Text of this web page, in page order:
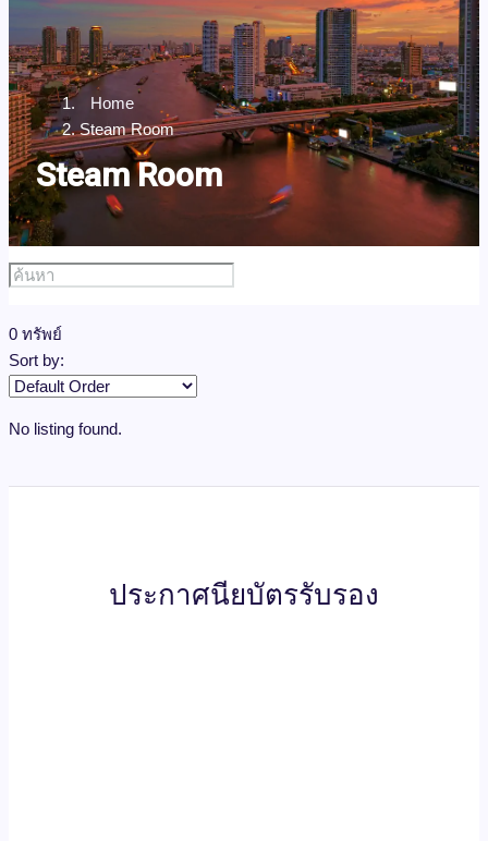
Home
Steam Room
Steam Room
0 ทรัพย์
Sort by:
No listing found.
ประกาศนียบัตรรับรอง